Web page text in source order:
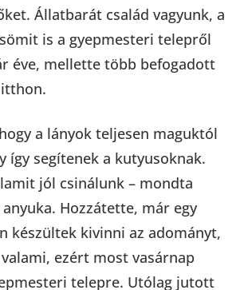
Állatbarát család vagyunk, a
is a gyepmesteri telepről
éve, mellette több befogadott
a lányok teljesen maguktól
így segítenek a kutyusoknak.
jól csinálunk – mondta
Hozzátette, már egy
készültek kivinni az adományt,
ezért most vasárnap
telepre. Utólag jutott